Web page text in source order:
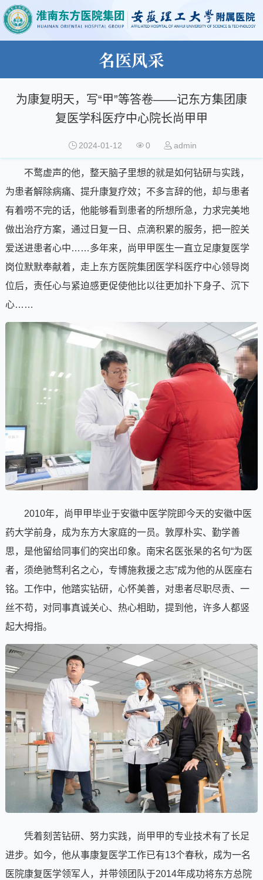
名医风采
为康复明天，写“甲”等答卷——记东方集团康
复医学科医疗中心院长尚甲甲
2024-01-12 0 admin
不鹜虚声的他，整天脑子里想的就是如何钻研与实践，
为患者解除病痛、提升康复疗效；不多言辞的他，却与患者
有着唠不完的话，他能够看到患者的所想所急，力求完美地
做出治疗方案，通过日复一日、点滴积累的服务，把一腔关
爱送进患者心中……多年来，尚甲甲医生一直立足康复医学
岗位默默奉献着，走上东方医院集团医学科医疗中心领导岗
位后，责任心与紧迫感更促使他比以往更加扑下身子、沉下
心……
2010年，尚甲甲毕业于安徽中医学院即今天的安徽中医
药大学前身，成为东方大家庭的一员。敦厚朴实、勤学善
思，是他留给同事们的突出印象。南宋名医张杲的名句“为医
者，须绝驰骛利名之心，专博施救援之志”成为他的从医座右
铭。工作中，他踏实钻研，心怀美善，对患者尽职尽责、一
丝不苟，对同事真诚关心、热心相助，提到他，许多人都竖
起大拇指。
凭着刻苦钻研、努力实践，尚甲甲的专业技术有了长足
进步。如今，他从事康复医学工作已有13个春秋，成为一名
医院康复医学领军人，并带领团队于2014年成功将东方总院